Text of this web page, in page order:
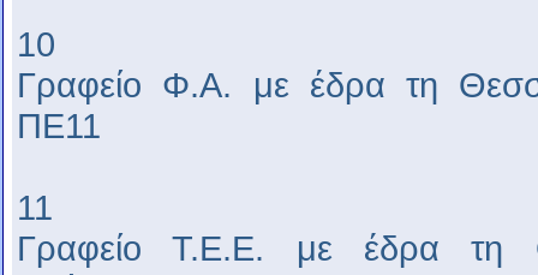
10
Γραφείο Φ.Α. με έδρα τη
ΠΕ11
11
Γραφείο Τ.Ε.Ε. με έδρα τη